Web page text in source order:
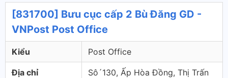
[831700] Bưu cục cấp 2 Bù Đăng GD -
VNPost Post Office
Kiểu Post Office
Địa chỉ
Sô´130, Ấp Hòa Đồng, Thị Trấn